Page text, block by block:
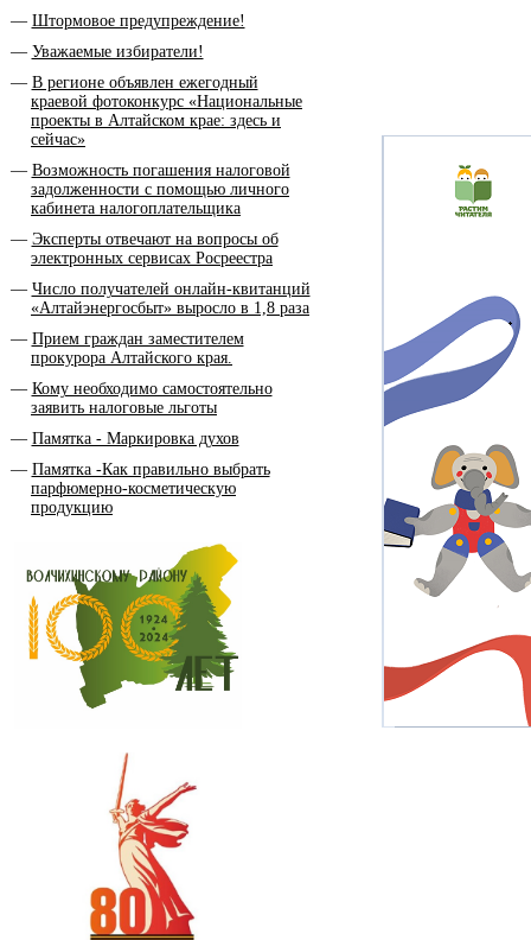
Штормовое предупреждение!
Уважаемые избиратели!
В регионе объявлен ежегодный
краевой фотоконкурс «Национальные
проекты в Алтайском крае: здесь и
сейчас»
Возможность погашения налоговой
задолженности с помощью личного
кабинета налогоплательщика
Эксперты отвечают на вопросы об
электронных сервисах Росреестра
Число получателей онлайн-квитанций
«Алтайэнергосбыт» выросло в 1,8 раза
Прием граждан заместителем
прокурора Алтайского края.
Кому необходимо самостоятельно
заявить налоговые льготы
Памятка - Маркировка духов
Памятка -Как правильно выбрать
парфюмерно-косметическую
продукцию